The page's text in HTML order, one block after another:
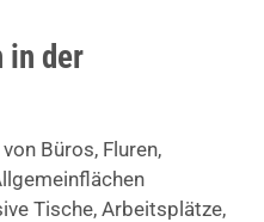
in der
von Büros, Fluren,
Tische, Arbeitsplätze,